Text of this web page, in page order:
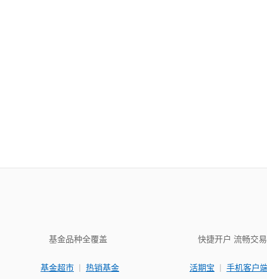
基金品种全覆盖
基金超市 | 热销基金
快捷开户 流畅交易
活期宝 | 手机客户